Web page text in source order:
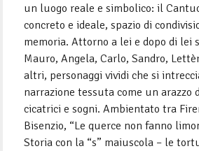
un luogo reale e simbolico: il
concreto e ideale, spazio di
memoria. Attorno a lei e dopo di lei
Mauro, Angela, Carlo, Sandro,
altri, personaggi vividi che si
narrazione tessuta come un arazzo
cicatrici e sogni. Ambientato tra
Bisenzio, “Le querce non fanno
Storia con la “s” maiuscola – le